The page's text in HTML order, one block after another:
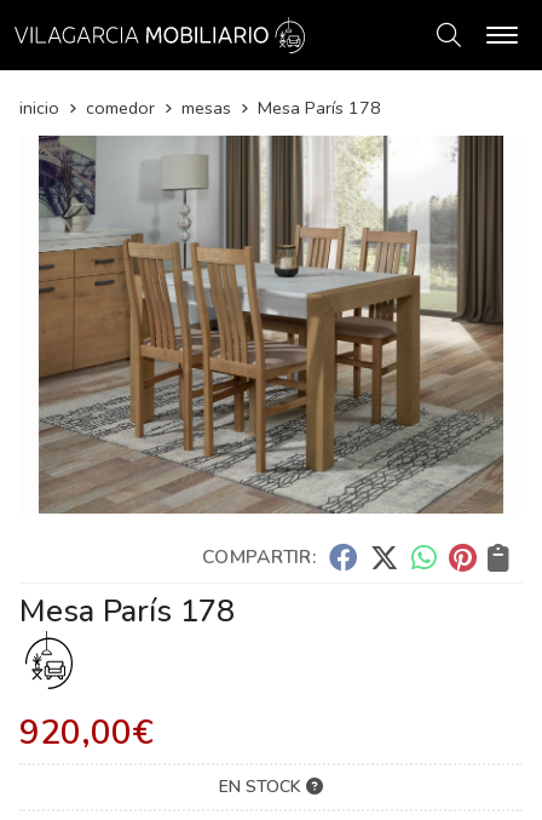
Buscar
inicio comedor mesas Mesa París 178
COMPARTIR:
Mesa París 178
920,00€
EN STOCK